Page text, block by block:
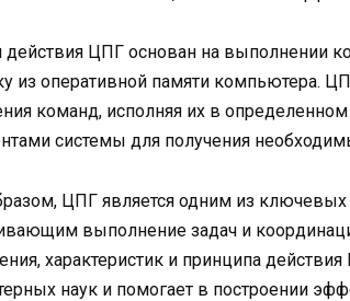
действия ЦПГ основан на выполнении
из оперативной памяти компьютера.
команд, исполняя их в
системы для получения
ЦПГ является одним из
выполнение задач и
характеристик и принципа
наук и помогает в построении